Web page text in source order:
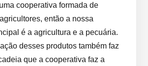
cooperativa formada de
então a nossa
é a agricultura e a pecuária.
desses produtos também faz
que a cooperativa faz a